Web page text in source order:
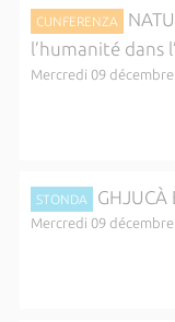
CUNFERENZA
l’humanité dans
Mercredi 09
STONDA GHJUCÀ
Mercredi 09